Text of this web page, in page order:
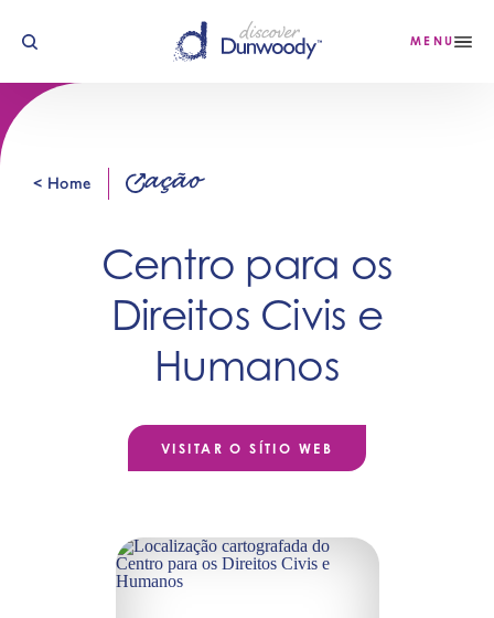
Saltar para o conteúdo MENU
< Home ação
Centro para os
Direitos Civis e
Humanos
VISITAR O SÍTIO WEB